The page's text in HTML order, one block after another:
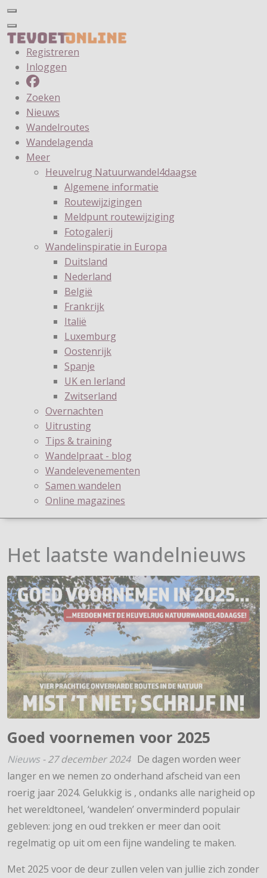
Registreren
Inloggen
Zoeken
Nieuws
Wandelroutes
Wandelagenda
Meer
Heuvelrug Natuurwandel4daagse
Algemene informatie
Routewijzigingen
Meldpunt routewijziging
Fotogalerij
Wandelinspiratie in Europa
Duitsland
Nederland
België
Frankrijk
Italië
Luxemburg
Oostenrijk
Spanje
UK en Ierland
Zwitserland
Overnachten
Uitrusting
Tips & training
Wandelpraat - blog
Wandelevenementen
Samen wandelen
Online magazines
Het laatste wandelnieuws
Goed voornemen voor 2025
Nieuws -27 december 2024 De dagen worden weer
langer en we nemen zo onderhand afscheid van een
roerig jaar 2024. Gelukkig is , ondanks alle narigheid op
het wereldtoneel, ‘wandelen’ onverminderd populair
gebleven: jong en oud trekken er meer dan ooit
regelmatig op uit om een fijne wandeling te maken.
Met 2025 voor de deur zullen velen van jullie zich zonder